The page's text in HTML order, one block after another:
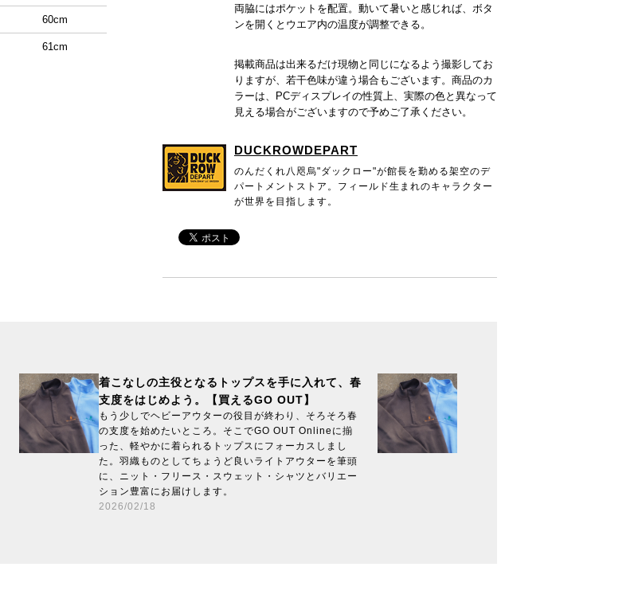
両脇にはポケットを配置。動いて暑いと感じれば、ボタ
ンを開くとウエア内の温度が調整できる。
掲載商品は出来るだけ現物と同じになるよう撮影してお
りますが、若干色味が違う場合もございます。商品のカ
ラーは、PCディスプレイの性質上、実際の色と異なって
見える場合がございますので予めご了承ください。
DUCKROWDEPART
のんだくれ八咫烏"ダックロー"が館長を勤める架空のデ
パートメントストア。フィールド生まれのキャラクター
が世界を目指します。
60cm
61cm
着こなしの主役となるトップスを手に入れて、春
支度をはじめよう。【買えるGO OUT】
もう少しでヘビーアウターの役目が終わり、そろそろ春
の支度を始めたいところ。そこでGO OUT Onlineに揃
った、軽やかに着られるトップスにフォーカスしまし
た。羽織ものとしてちょうど良いライトアウターを筆頭
に、ニット・フリース・スウェット・シャツとバリエー
ション豊富にお届けします。
2026/02/18